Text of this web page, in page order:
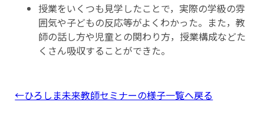
授業をいくつも見学したことで，実際の学級の雰
囲気や子どもの反応等がよくわかった。また，教
師の話し方や児童との関わり方，授業構成などた
くさん吸収することができた。
←ひろしま未来教師セミナーの様子一覧へ戻る